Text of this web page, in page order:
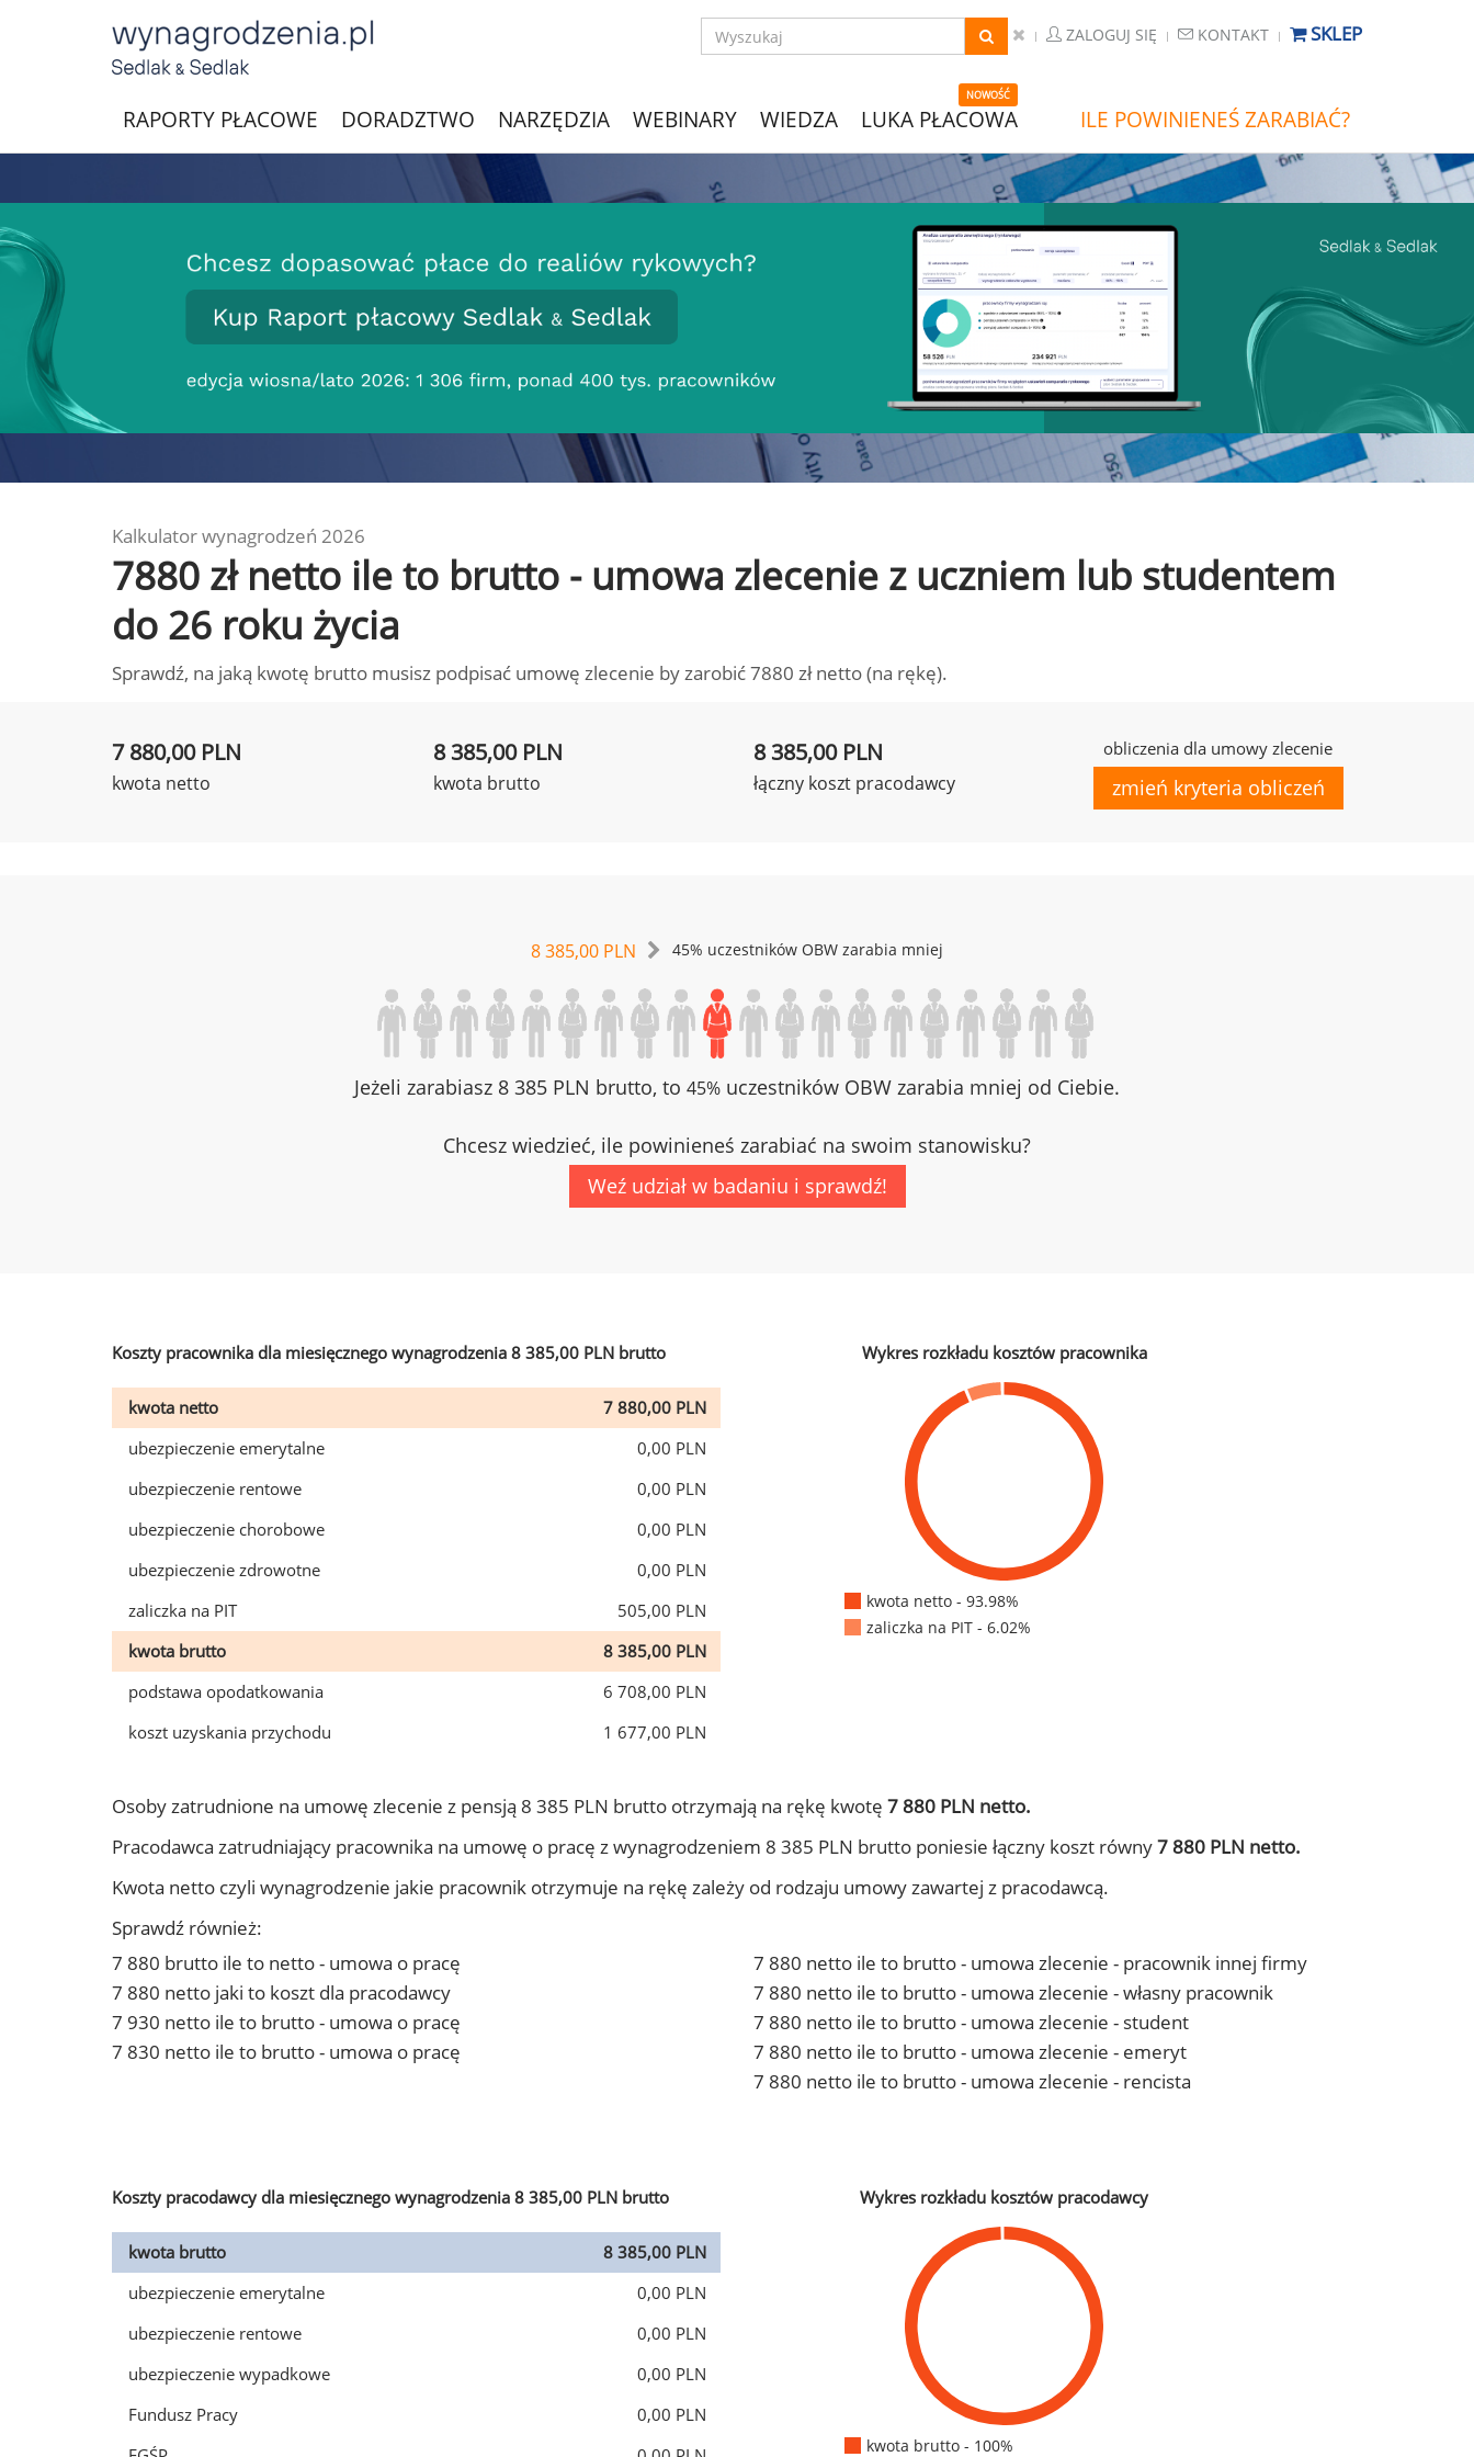
ZALOGUJ SIĘ KONTAKT SKLEP
RAPORTY PŁACOWE DORADZTWO NARZĘDZIA WEBINARY WIEDZA
NOWOŚĆ
LUKA PŁACOWA ILE POWINIENEŚ ZARABIAĆ?
Kalkulator wynagrodzeń 2026
7880 zł netto ile to brutto - umowa zlecenie z uczniem lub studentem
do 26 roku życia
Sprawdź, na jaką kwotę brutto musisz podpisać umowę zlecenie by zarobić 7880 zł netto (na rękę).
7 880,00 PLN
kwota netto
8 385,00 PLN
kwota brutto
8 385,00 PLN
łączny koszt pracodawcy
obliczenia dla umowy zlecenie
zmień kryteria obliczeń
8 385,00 PLN 45% uczestników OBW zarabia mniej
Jeżeli zarabiasz 8 385 PLN brutto, to 45% uczestników OBW zarabia mniej od Ciebie.
Chcesz wiedzieć, ile powinieneś zarabiać na swoim stanowisku?
Weź udział w badaniu i sprawdź!
Koszty pracownika dla miesięcznego wynagrodzenia 8 385,00 PLN brutto
kwota netto
7 880,00 PLN
ubezpieczenie emerytalne
0,00 PLN
ubezpieczenie rentowe
0,00 PLN
ubezpieczenie chorobowe
0,00 PLN
ubezpieczenie zdrowotne
0,00 PLN
zaliczka na PIT
505,00 PLN
kwota brutto
8 385,00 PLN
podstawa opodatkowania
6 708,00 PLN
koszt uzyskania przychodu
1 677,00 PLN
Wykres rozkładu kosztów pracownika
kwota netto - 93.98%
zaliczka na PIT - 6.02%
Osoby zatrudnione na umowę zlecenie z pensją 8 385 PLN brutto otrzymają na rękę kwotę 7 880 PLN netto.
Pracodawca zatrudniający pracownika na umowę o pracę z wynagrodzeniem 8 385 PLN brutto poniesie łączny koszt równy7 880 PLN netto.
Kwota netto czyli wynagrodzenie jakie pracownik otrzymuje na rękę zależy od rodzaju umowy zawartej z pracodawcą.
Sprawdź również:
7 880 brutto ile to netto - umowa o pracę
7 880 netto jaki to koszt dla pracodawcy
7 930 netto ile to brutto - umowa o pracę
7 830 netto ile to brutto - umowa o pracę
7 880 netto ile to brutto - umowa zlecenie - pracownik innej firmy
7 880 netto ile to brutto - umowa zlecenie - własny pracownik
7 880 netto ile to brutto - umowa zlecenie - student
7 880 netto ile to brutto - umowa zlecenie - emeryt
7 880 netto ile to brutto - umowa zlecenie - rencista
Koszty pracodawcy dla miesięcznego wynagrodzenia 8 385,00 PLN brutto
kwota brutto
8 385,00 PLN
ubezpieczenie emerytalne
0,00 PLN
ubezpieczenie rentowe
0,00 PLN
ubezpieczenie wypadkowe
0,00 PLN
Fundusz Pracy
0,00 PLN
Wykres rozkładu kosztów pracodawcy
kwota brutto - 100%